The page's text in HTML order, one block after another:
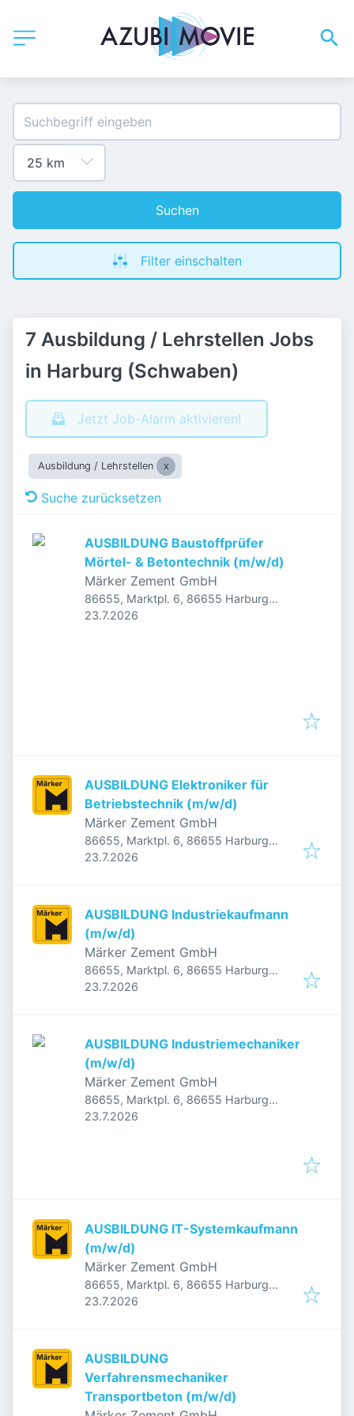
Suchen
Filter einschalten
7 Ausbildung / Lehrstellen Jobs
in Harburg (Schwaben)
Jetzt Job-Alarm aktivieren!
Ausbildung / Lehrstellen
Suche zurücksetzen
AUSBILDUNG Baustoffprüfer
Mörtel- & Betontechnik (m/w/d)
Märker Zement GmbH
86655, Marktpl. 6, 86655 Harburg
(Schwaben), Deutschland
Veröffentlicht
23.7.2026
AUSBILDUNG Elektroniker für
Betriebstechnik (m/w/d)
Märker Zement GmbH
86655, Marktpl. 6, 86655 Harburg
(Schwaben), Deutschland
Veröffentlicht
23.7.2026
AUSBILDUNG Industriekaufmann
(m/w/d)
Märker Zement GmbH
86655, Marktpl. 6, 86655 Harburg
(Schwaben), Deutschland
Veröffentlicht
23.7.2026
AUSBILDUNG Industriemechaniker
(m/w/d)
Märker Zement GmbH
86655, Marktpl. 6, 86655 Harburg
(Schwaben), Deutschland
Veröffentlicht
23.7.2026
AUSBILDUNG IT-Systemkaufmann
(m/w/d)
Märker Zement GmbH
86655, Marktpl. 6, 86655 Harburg
(Schwaben), Deutschland
Veröffentlicht
23.7.2026
AUSBILDUNG
Verfahrensmechaniker
Transportbeton (m/w/d)